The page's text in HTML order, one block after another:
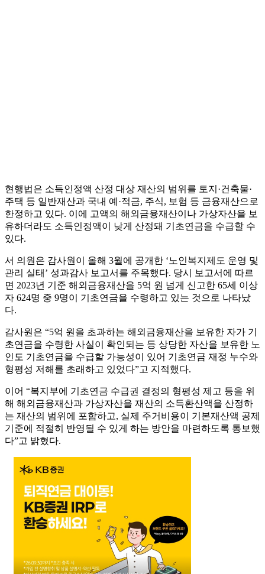
현행법은 소득인정액 산정 대상 재산의 범위를 토지·건축물·
주택 등 일반재산과 국내 예·적금, 주식, 보험 등 금융재산으로
한정하고 있다. 이에 고액의 해외금융재산이나 가상자산을 보
유하더라도 소득인정액이 낮게 산정돼 기초연금을 수급할 수
있다.
서 의원은 감사원이 올해 3월에 공개한 ‘노인복지제도 운영 및
관리 실태’ 성과감사 보고서를 주목했다. 당시 보고서에 따르
면 2023년 기준 해외금융재산을 5억 원 넘게 신고한 65세 이상
자 624명 중 9명이 기초연금을 수령하고 있는 것으로 나타났
다.
감사원은 “5억 원을 초과하는 해외금융재산을 보유한 자가 기
초연금을 수령한 사실이 확인되는 등 상당한 자산을 보유한 노
인도 기초연금을 수급할 가능성이 있어 기초연금 재정 누수와
형평성 저해를 초래하고 있었다”고 지적했다.
이어 “복지부에 기초연금 수급권 결정의 형평성 제고 등을 위
해 해외금융재산과 가상자산을 재산의 소득환산액을 산정하
는 재산의 범위에 포함하고, 실제 주거비용이 기본재산액 공제
기준에 적절히 반영될 수 있게 하는 방안을 마련하도록 통보했
다”고 밝혔다.